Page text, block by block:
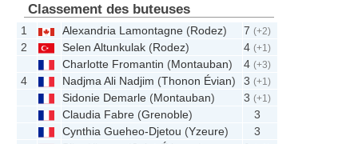
Classement des buteuses
1 Alexandria Lamontagne (Rodez) 7(+2)
2 Selen Altunkulak (Rodez) 4(+1)
Charlotte Fromantin (Montauban) 4(+3)
4 Nadjma Ali Nadjim (Thonon Évian) 3(+1)
Sidonie Demarle (Montauban) 3(+1)
Claudia Fabre (Grenoble)
3
Cynthia Gueheo-Djetou (Yzeure)
3